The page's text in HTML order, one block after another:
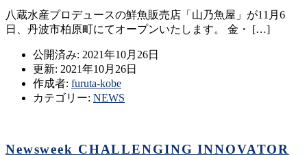
八蔵水産プロデュースの鮮魚販売店「山乃魚屋」が11月6
日、丹波市柏原町にてオープンいたします。 金・ […]
公開済み: 2021年10月26日
更新: 2021年10月26日
作成者: furuta-kobe
カテゴリー: NEWS
Newsweek CHALLENGING INNOVATOR